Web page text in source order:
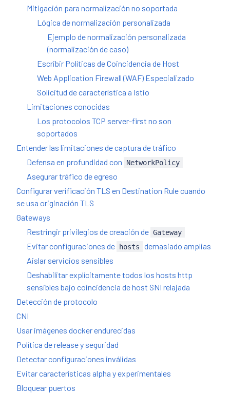
Mitigación para normalización no soportada
Lógica de normalización personalizada
Ejemplo de normalización personalizada
(normalización de caso)
Escribir Políticas de Coincidencia de Host
Web Application Firewall (WAF) Especializado
Solicitud de característica a Istio
Limitaciones conocidas
Los protocolos TCP server-first no son
soportados
Entender las limitaciones de captura de tráfico
Defensa en profundidad con
NetworkPolicy
Asegurar tráfico de egreso
Configurar verificación TLS en Destination Rule cuando
se usa originación TLS
Gateways
Restringir privilegios de creación de Gateway
Evitar configuraciones de hosts
demasiado amplias
Aislar servicios sensibles
Deshabilitar explícitamente todos los hosts http
sensibles bajo coincidencia de host SNI relajada
Detección de protocolo
CNI
Usar imágenes docker endurecidas
Política de release y seguridad
Detectar configuraciones inválidas
Evitar características alpha y experimentales
Bloquear puertos